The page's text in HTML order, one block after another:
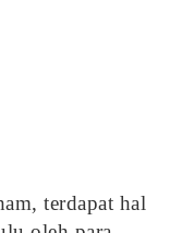
terdapat hal